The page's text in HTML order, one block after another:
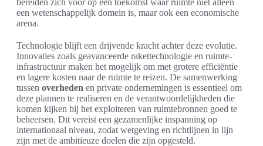
bereiden zich voor op een toekomst waar ruimte niet alleen
een wetenschappelijk domein is, maar ook een economische
arena.
Technologie blijft een drijvende kracht achter deze evolutie.
Innovaties zoals geavanceerde rakettechnologie en ruimte-
infrastructuur maken het mogelijk om met grotere efficiëntie
en lagere kosten naar de ruimte te reizen. De samenwerking
tussen overheden en private ondernemingen is essentieel om
deze plannen te realiseren en de verantwoordelijkheden die
komen kijken bij het exploiteren van ruimtebronnen goed te
beheersen. Dit vereist een gezamenlijke inspanning op
internationaal niveau, zodat wetgeving en richtlijnen in lijn
zijn met de ambitieuze doelen die zijn opgesteld.